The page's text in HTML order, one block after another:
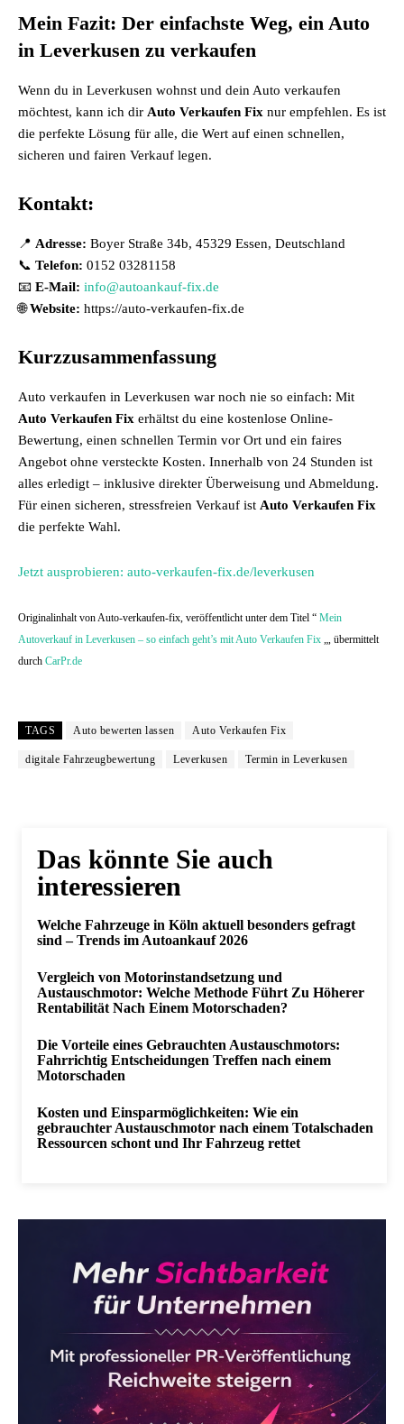
Mein Fazit: Der einfachste Weg, ein Auto
in Leverkusen zu verkaufen
Wenn du in Leverkusen wohnst und dein Auto verkaufen
möchtest, kann ich dir Auto Verkaufen Fix nur empfehlen. Es ist
die perfekte Lösung für alle, die Wert auf einen schnellen,
sicheren und fairen Verkauf legen.
Kontakt:
📍 Adresse: Boyer Straße 34b, 45329 Essen, Deutschland
📞 Telefon: 0152 03281158
📧 E-Mail: info@autoankauf-fix.de
🌐Website: https://auto-verkaufen-fix.de
Kurzzusammenfassung
Auto verkaufen in Leverkusen war noch nie so einfach: Mit
Auto Verkaufen Fix erhältst du eine kostenlose Online-
Bewertung, einen schnellen Termin vor Ort und ein faires
Angebot ohne versteckte Kosten. Innerhalb von 24 Stunden ist
alles erledigt – inklusive direkter Überweisung und Abmeldung.
Für einen sicheren, stressfreien Verkauf ist Auto Verkaufen Fix
die perfekte Wahl.
Jetzt ausprobieren: auto-verkaufen-fix.de/leverkusen
Originalinhalt von Auto-verkaufen-fix, veröffentlicht unter dem Titel “ Mein
Autoverkauf in Leverkusen – so einfach geht’s mit Auto Verkaufen Fix „, übermittelt
durch CarPr.de
TAGS Auto bewerten lassen Auto Verkaufen Fix
digitale Fahrzeugbewertung Leverkusen Termin in Leverkusen
Das könnte Sie auch
interessieren
Welche Fahrzeuge in Köln aktuell besonders gefragt
sind – Trends im Autoankauf 2026
Vergleich von Motorinstandsetzung und
Austauschmotor: Welche Methode Führt Zu Höherer
Rentabilität Nach Einem Motorschaden?
Die Vorteile eines Gebrauchten Austauschmotors:
Fahrrichtig Entscheidungen Treffen nach einem
Motorschaden
Kosten und Einsparmöglichkeiten: Wie ein
gebrauchter Austauschmotor nach einem Totalschaden
Ressourcen schont und Ihr Fahrzeug rettet